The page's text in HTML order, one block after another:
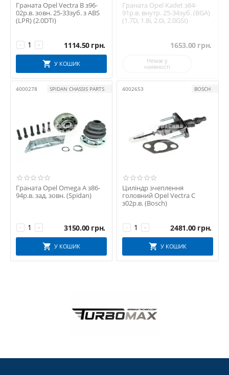
Граната Opel Vectra B з96-
02р.в. зовн. 25-33зуб. з ABS
(LPR) (2.0DTI)
+
− 1114.50 грн.
У КОШИК
Граната Opel Kadet з84-
91р.в. внутр. 25-34зуб. (BGA)
(1.7D, 1.8i, 2.0i, 2.0GSI)
1653.00 грн.
Немає у
наявності
4000278 SPIDAN CHASSIS PARTS
Граната Opel Omega A з86-
94р.в. зад. зовн. (Spidan)
+
− 3150.00 грн.
У КОШИК
4002653 BOSCH
Циліндр зчеплення
головний Opel Vectra C
з02р.в. (Bosch)
+
− 2481.00 грн.
У КОШИК